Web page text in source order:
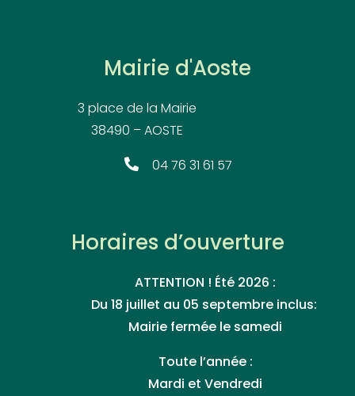
Mairie d'Aoste
3 place de la Mairie
38490 – AOSTE
04 76 31 61 57
Horaires d’ouverture
ATTENTION ! Été 2026 :
Du 18 juillet au 05 septembre inclus:
Mairie fermée le samedi
Toute l’année :
Mardi et Vendredi